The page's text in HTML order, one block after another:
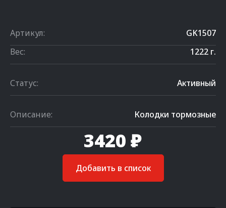
Артикул:
GK1507
Вес:
1222 г.
Статус: Активный
Описание: Колодки тормозные
3420 ₽
Добавить в список